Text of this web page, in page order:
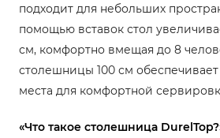
подходит для небольших
помощью вставок стол
см, комфортно вмещая до 8
столешницы 100 см обеспечивает
места для комфортной
«Что такое столешница